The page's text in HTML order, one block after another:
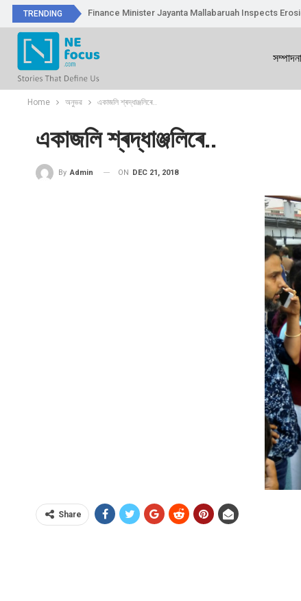
TRENDING Finance Minister Jayanta Mallabaruah Inspects
Home অনুভৱ একাজলি শ্ৰদ্ধাঞ্জলিৰে..
একাজলি শ্ৰদ্ধাঞ্জলিৰে..
By Admin ON DEC 21, 2018
Share